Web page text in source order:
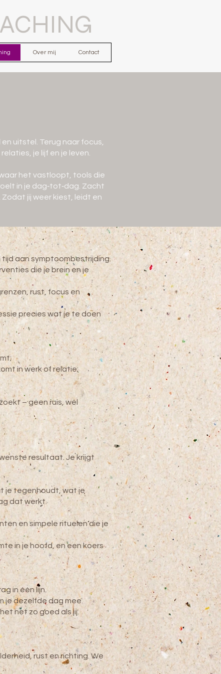
Over mij Contact
uitstel. Terug naar focus,
je lijf en je leven.
het vastloopt, tools die
in je dag‑tot‑dag. Zacht
jij weer kiest, leidt en
aan symptoombestrijding.
die je brein en je
rust, focus en
precies wat je te doen
in werk of relatie;
– geen ruis, wél
resultaat. Je krijgt
je tegenhoudt, wat je
dat werkt.
en simpele rituelen die je
in je hoofd, en een koers
in één lijn.
je dezelfde dag mee.
net zo goed als jij.
rust en richting. We